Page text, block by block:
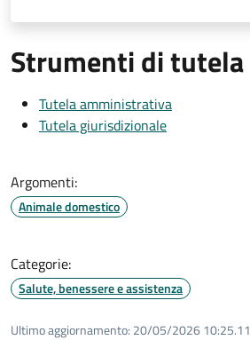
Strumenti di tutela
Tutela amministrativa
Tutela giurisdizionale
Argomenti:
Animale domestico
Categorie:
Salute, benessere e assistenza
Ultimo aggiornamento: 20/05/2026 10:25.11